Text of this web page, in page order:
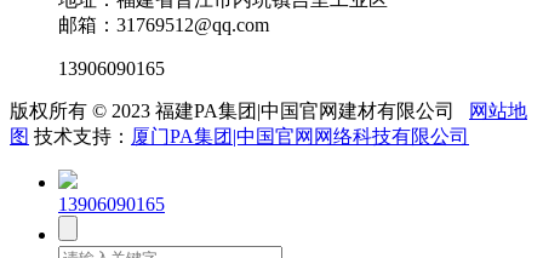
邮箱：31769512@qq.com
13906090165
版权所有 © 2023 福建PA集团|中国官网建材有限公司
网站地
图 技术支持： 厦门PA集团|中国官网网络科技有限公司
13906090165